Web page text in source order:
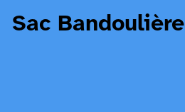
Sac Bandoulière